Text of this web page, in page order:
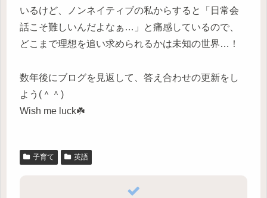
いるけど、ノンネイティブの私からすると「日常会
話こそ難しいんだよなぁ…」と痛感しているので、
どこまで理想を追い求められるかは未知の世界…！
数年後にブログを見返して、答え合わせの更新をし
よう(＾＾)
Wish me luck☘️
子育て 英語